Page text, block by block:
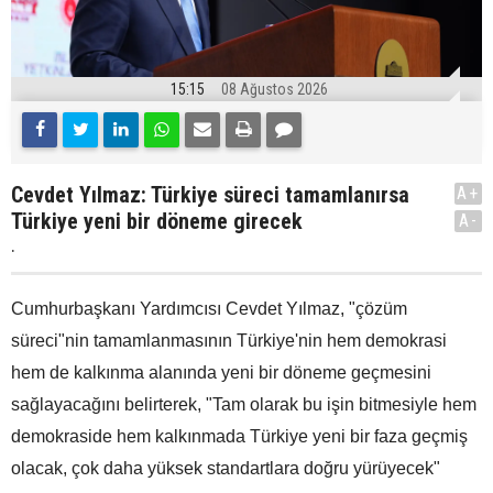
15:15 08 Ağustos 2026
Cevdet Yılmaz: Türkiye süreci tamamlanırsa
Türkiye yeni bir döneme girecek
.
A+
A-
Cumhurbaşkanı Yardımcısı Cevdet Yılmaz, "çözüm
süreci"nin tamamlanmasının Türkiye'nin hem demokrasi
hem de kalkınma alanında yeni bir döneme geçmesini
sağlayacağını belirterek, "Tam olarak bu işin bitmesiyle hem
demokraside hem kalkınmada Türkiye yeni bir faza geçmiş
olacak, çok daha yüksek standartlara doğru yürüyecek"